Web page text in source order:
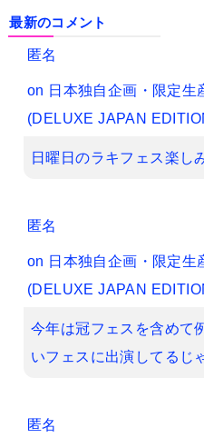
最新のコメント
匿名
on 日本独自企画・限定生
(DELUXE JAPAN
日曜日のラキフェス楽し
匿名
on 日本独自企画・限定生
(DELUXE JAPAN
今年は冠フェスを含めて
いフェスに出演してるじ
匿名